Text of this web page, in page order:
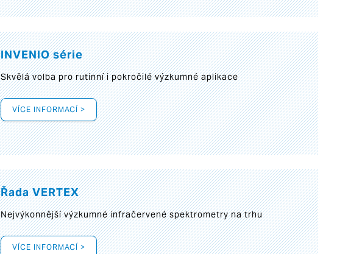
INVENIO série
Skvělá volba pro rutinní i pokročilé výzkumné aplikace
VÍCE INFORMACÍ >
Řada VERTEX
Nejvýkonnější výzkumné infračervené spektrometry na trhu
VÍCE INFORMACÍ >